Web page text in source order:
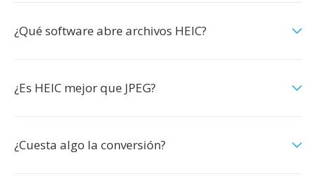
¿Qué software abre archivos HEIC?
¿Es HEIC mejor que JPEG?
¿Cuesta algo la conversión?